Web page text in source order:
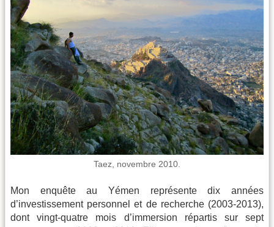
Taez, novembre 2010.
Mon enquête au Yémen représente dix années
d’investissement personnel et de recherche (2003-2013),
dont vingt-quatre mois d’immersion répartis sur sept